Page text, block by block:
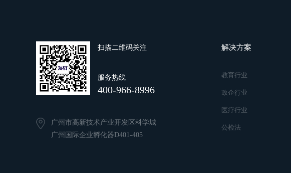
扫描二维码关注
服务热线
400-966-8996
广州市高新技术产业开发区科学城
广州国际企业孵化器D401-405
解决方案
教育行业
政企行业
医疗行业
公检法